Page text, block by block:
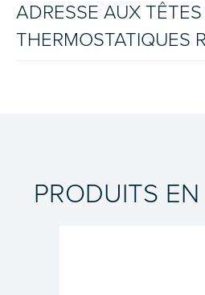
ADRESSE AUX TÊTES
THERMOSTATIQUES
PRODUITS